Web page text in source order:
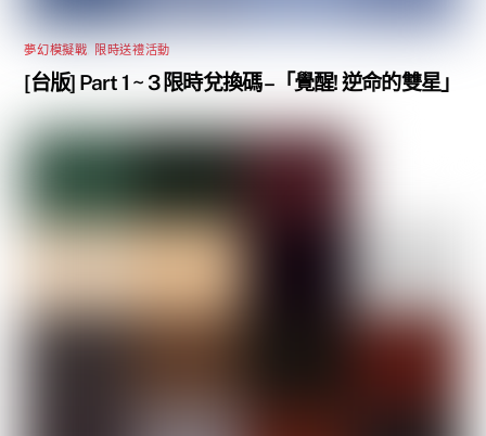
夢幻模擬戰 限時送禮活動
[台版] Part 1 ~ 3 限時兌換碼 –「覺醒! 逆命的雙星」